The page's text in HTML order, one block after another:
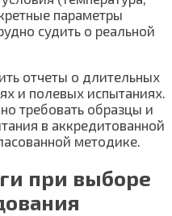
параметры
судить о реальной
отчеты о длительных
и полевых испытаниях.
требовать образцы и
в аккредитованной
методике.
при выборе